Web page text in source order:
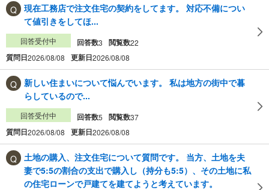
現在工務店で注文住宅の契約をしてます。 対応不備につい
て値引きをしてほ...
回答受付中 回答数3 閲覧数22
質問日2026/08/08 更新日2026/08/08
新しい住まいについて悩んでいます。 私は地方の街中で暮
らしているので...
回答受付中 回答数5 閲覧数37
質問日2026/08/08 更新日2026/08/08
土地の購入、注文住宅について質問です。 当方、土地を夫
妻で5:5の割合の支出で購入し（持分も5:5）、その土地に私
の住宅ローンで戸建てを建てようと考えています。